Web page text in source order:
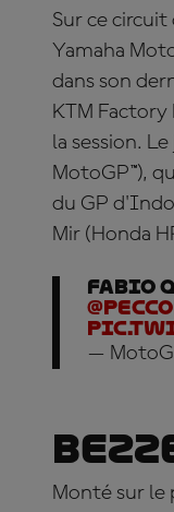
Sur ce
Yamaha
dans son
KTM Factory
la session.
MotoGP™),
du GP
Mir (Honda
Fabio
—
Monté sur le